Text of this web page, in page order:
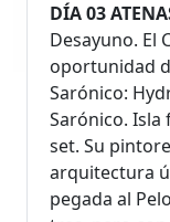
DÍA 03
Desayuno. El
oportunidad
Sarónico:
Sarónico. Isla
set. Su
arquitectura
pegada al